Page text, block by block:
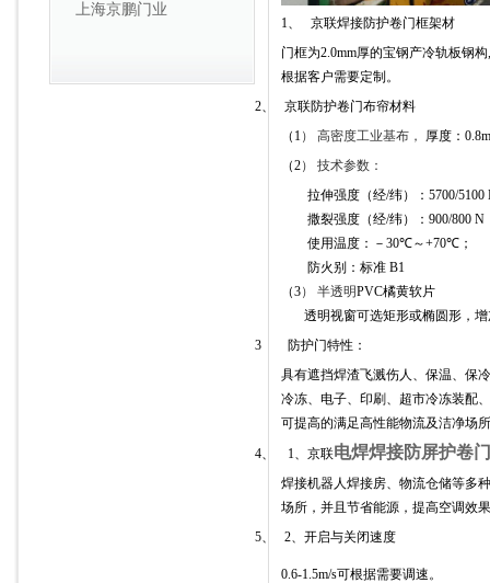
上海京鹏门业
1、
京联焊接防护卷门框架材
门框为2.0mm厚的宝钢产冷轨板钢构,
根据客户需要定制。
2、
京联防护卷门布帘材料
（ 1） 高密度工业基布， 厚度：
（2）
技术参数：
拉伸强度（经/纬）： 5700/5100
撒裂强度（经/纬）： 900/800 N
使用温度：－ 30℃～+70℃ ；
防火别：标准 B1
（3） 半透明PVC橘黄软片
透明视窗可选矩形或椭圆形，
3 防护门特性：
具有遮挡焊渣飞溅伤人、保温、保
冷冻、电子、印刷、超市冷冻装配
可提高的满足高性能物流及洁净场
4、 1、京联电焊焊接防屏护卷门
焊接机器人焊接房、物流仓储等多
场所，并且节省能源，提高空调效
5、 2、开启与关闭速度
0.6-1.5m/s可根据需要调速。